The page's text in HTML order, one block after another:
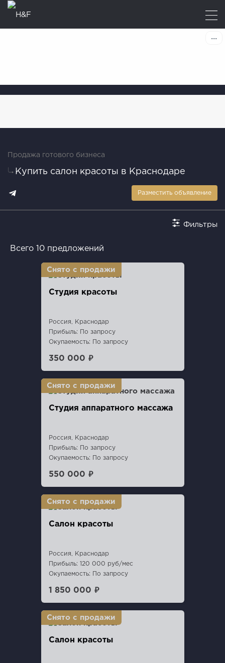
Продажа готового бизнеса
Купить салон красоты в Краснодаре
Разместить объявление
Фильтры
Всего 10 предложений
Студия красоты
Россия, Краснодар
Прибыль: По запросу
Окупаемость: По запросу
350 000 ₽
Студия аппаратного массажа
Россия, Краснодар
Прибыль: По запросу
Окупаемость: По запросу
550 000 ₽
Салон красоты
Россия, Краснодар
Прибыль: 120 000 руб/мес
Окупаемость: По запросу
1 850 000 ₽
Салон красоты